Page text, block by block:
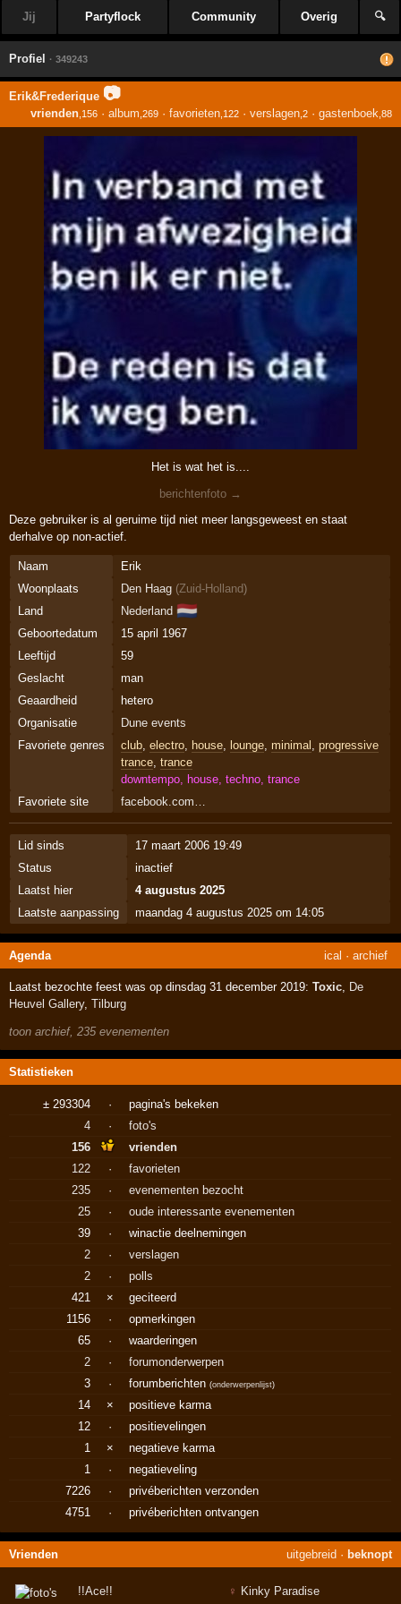
Jij Partyflock Community Overig 🔍
Profiel · 349243
Erik&Frederique 📷
vrienden,156· album ,269· favorieten,122· verslagen,2· gastenboek ,88
Het is wat het is....
berichtenfoto →
Deze gebruiker is al geruime tijd niet meer langsgeweest en staat
derhalve op non-actief.
Naam
Erik
Woonplaats
Den Haag (Zuid-Holland)
Land
Nederland 🇳🇱
Geboortedatum
15 april 1967
Leeftijd
59
Geslacht
man
Geaardheid
hetero
Organisatie
Dune events
Favoriete genres
club, electro, house, lounge, minimal , progressive
trance, trance
downtempo, house, techno, trance
Favoriete site
facebook.com…
Lid sinds
17 maart 2006 19:49
Status
inactief
Laatst hier
4 augustus 2025
Laatste aanpassing
maandag 4 augustus 2025 om 14:05
Agenda ical · archief
Laatst bezochte feest was op dinsdag 31 december 2019:Toxic De
Heuvel Gallery,Tilburg
toon archief, 235 evenementen
Statistieken
± 293304 ·
pagina's bekeken
4
·
foto's
156
vrienden
122
·
favorieten
235
·
evenementen bezocht
25
·
oude interessante evenementen
39
·
winactie deelnemingen
2
·
verslagen
2
·
polls
421
×
geciteerd
1156
·
opmerkingen
65
·
waarderingen
2
·
forumonderwerpen
3
· forumberichten(onderwerpenlijst)
14 ×
positieve karma
12
·
positievelingen
1
×
negatieve karma
1
·
negatieveling
7226
·
privéberichten verzonden
4751
· privéberichten ontvangen
Vrienden uitgebreid · beknopt
!!Ace!! ♀ Kinky Paradise